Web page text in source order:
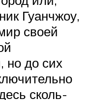
Гуанчжоу,
своей
до сих
сколь-